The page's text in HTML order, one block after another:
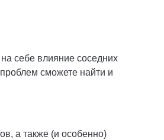
себе влияние соседних
сможете найти и
а также (и особенно)